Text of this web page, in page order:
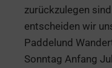
zurückzulegen
entscheiden wir
Paddelund
Sonntag Anfang